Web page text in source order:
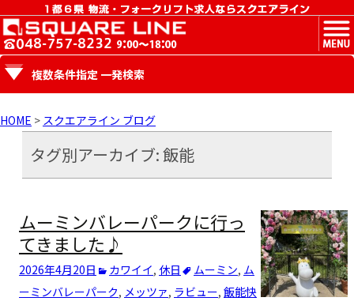
MENU
複数条件指定 一発検索
HOME > スクエアライン ブログ
タグ別アーカイブ: 飯能
ムーミンバレーパークに行っ
てきました♪
2026年4月20日 カワイイ, 休日 ムーミン, ム
ーミンバレーパーク, メッツァ, ラビュー, 飯能快